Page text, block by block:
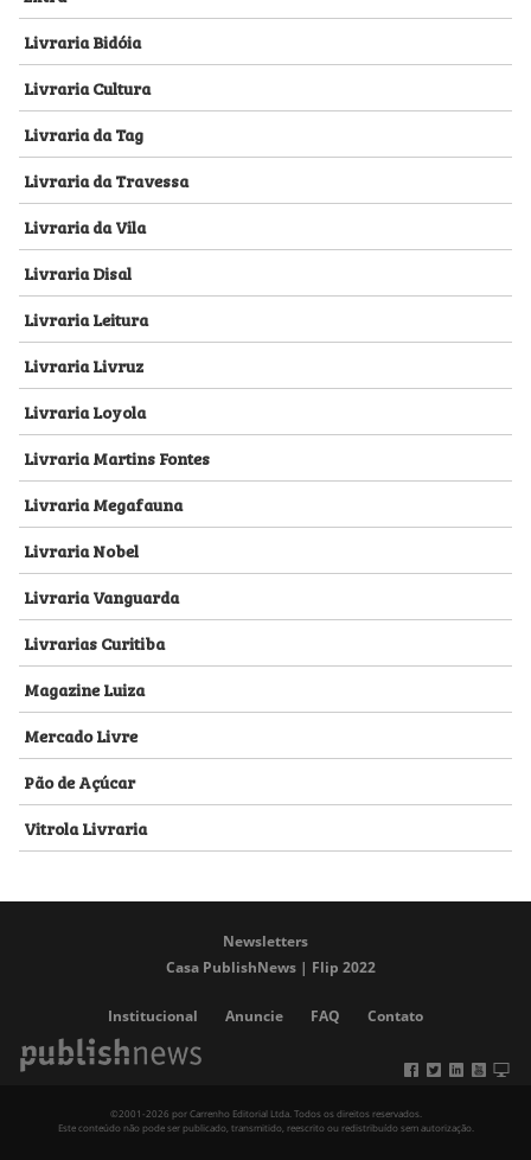
Livraria Bidóia
Livraria Cultura
Livraria da Tag
Livraria da Travessa
Livraria da Vila
Livraria Disal
Livraria Leitura
Livraria Livruz
Livraria Loyola
Livraria Martins Fontes
Livraria Megafauna
Livraria Nobel
Livraria Vanguarda
Livrarias Curitiba
Magazine Luiza
Mercado Livre
Pão de Açúcar
Vitrola Livraria
Newsletters
Casa PublishNews | Flip 2022
Institucional Anuncie FAQ Contato
©2001-2026 por Carrenho Editorial Ltda. Todos os direitos reservados.
Este conteúdo não pode ser publicado, transmitido, reescrito ou redistribuído sem autorização.